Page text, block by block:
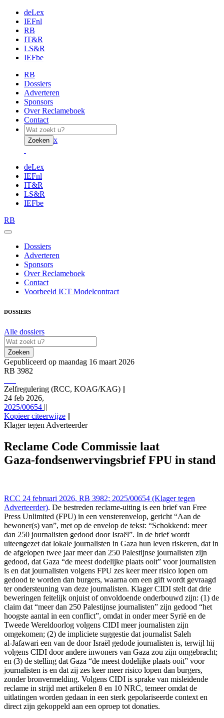
deLex
IEFnl
RB
IT&R
LS&R
IEFbe
RB
Dossiers
Adverteren
Sponsors
Over Reclameboek
Contact
Zoeken x
deLex
IEFnl
IT&R
LS&R
IEFbe
RB
Dossiers
Adverteren
Sponsors
Over Reclameboek
Contact
Voorbeeld ICT Modelcontract
DOSSIERS
Alle dossiers
Zoeken
Gepubliceerd op maandag 16 maart 2026
RB 3982
Zelfregulering (RCC, KOAG/KAG) ||
24 feb 2026,
2025/00654 ||
Kopieer citeerwijze ||
Klager tegen Adverteerder
2025/00654 (Klager tegen Adverteerder), https://redactie-
delex.cshark.nl/artikelen/reclame-code-commissie-laat-gaza-
fondsenwervingsbrief-fpu-in-stand
Reclame Code Commissie laat
Gaza‑fondsenwervingsbrief FPU in stand
RCC 24 februari 2026, RB 3982; 2025/00654 (Klager tegen
Adverteerder). De bestreden reclame-uiting is een brief van Free
Press Unlimited (FPU) in een vensterenvelop, gericht “Aan de
bewoner(s) van”, met op de envelop de tekst: “Schokkend: meer
dan 250 journalisten gedood door Israël”. In de brief wordt
uiteengezet dat lokale journalisten in Gaza hun leven riskeren, dat in
de afgelopen twee jaar meer dan 250 Palestijnse journalisten zijn
gedood, dat Gaza “de meest dodelijke plaats ooit” voor journalisten
is en dat journalisten volgens FPU zes keer meer risico lopen om
gedood te worden dan burgers, waarna om een gift wordt gevraagd
ter ondersteuning van deze journalisten. Klager CIDI stelt dat drie
beweringen feitelijk onjuist of onvoldoende onderbouwd zijn: (1) de
claim dat “meer dan 250 Palestijnse journalisten” zijn gedood “het
hoogste aantal in een conflict”, omdat in onder meer Syrië en de
Tweede Wereldoorlog volgens CIDI meer journalisten zijn
omgekomen; (2) de impliciete suggestie dat journalist Saleh
al‑Jafawari een van de door Israël gedode journalisten is, terwijl hij
volgens CIDI door andere inwoners van Gaza zou zijn omgebracht;
en (3) de stelling dat Gaza “de meest dodelijke plaats ooit” voor
journalisten is en dat zij zes keer meer risico lopen dan burgers,
zonder bronvermelding. Volgens CIDI is sprake van misleidende
reclame in strijd met artikelen 8 en 10 NRC, temeer omdat de
uitlatingen worden gedaan in een sterk gepolariseerde context en
direct zijn gekoppeld aan een oproep tot donaties.